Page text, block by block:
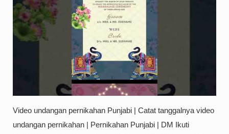
Video undangan pernikahan Punjabi | Catat tanggalnya video
undangan pernikahan | Pernikahan Punjabi | DM Ikuti